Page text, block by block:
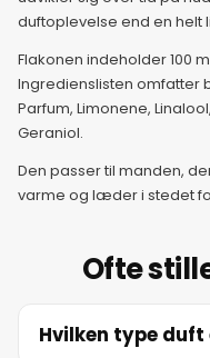
9. juni 2026
10. juni 2026
11. juni 2026
duftoplevelse end en helt
Flakonen indeholder 100
Ingredienslisten omfatter
Parfum, Limonene,
Geraniol.
Den passer til manden,
varme og læder i stedet
Ofte
Hvilken type duft